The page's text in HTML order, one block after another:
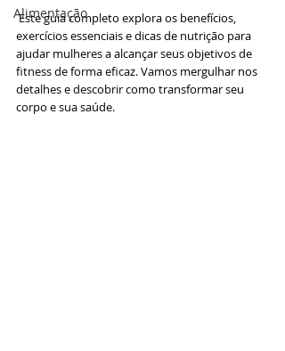
Alimentação
Este guia completo explora os benefícios,
exercícios essenciais e dicas de nutrição para
ajudar mulheres a alcançar seus objetivos de
fitness de forma eficaz. Vamos mergulhar nos
detalhes e descobrir como transformar seu
corpo e sua saúde.